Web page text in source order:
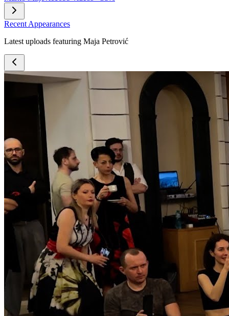
Recent Appearances
Latest uploads featuring Maja Petrović